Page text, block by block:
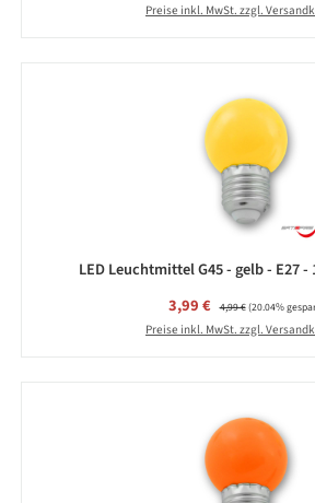
Preise inkl. MwSt. zzgl.
LED Leuchtmittel G45 - gelb - E27 -
Verkaufspreis:
3,99 € Regulärer Preis:
4,99 €(20.04%
Preise inkl. MwSt. zzgl.